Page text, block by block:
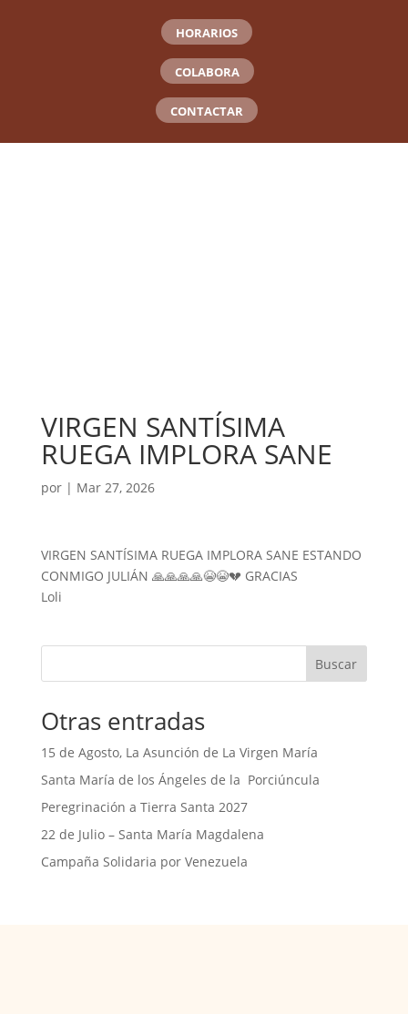
HORARIOS
COLABORA
CONTACTAR
VIRGEN SANTÍSIMA
RUEGA IMPLORA SANE
por | Mar 27, 2026
VIRGEN SANTÍSIMA RUEGA IMPLORA SANE ESTANDO
CONMIGO JULIÁN 🙏🙏🙏🙏😭😭💔 GRACIAS
Loli
Buscar
Otras entradas
15 de Agosto, La Asunción de La Virgen María
Santa María de los Ángeles de la Porciúncula
Peregrinación a Tierra Santa 2027
22 de Julio – Santa María Magdalena
Campaña Solidaria por Venezuela